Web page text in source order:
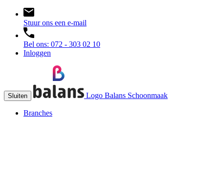
Stuur ons een e-mail
Bel ons: 072 - 303 02 10
Inloggen
Sluiten Logo Balans Schoonmaak
Branches